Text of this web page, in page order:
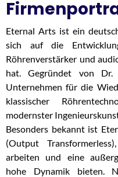
Eternal Arts ist ein
sich auf die
Röhrenverstärker und
hat. Gegründet von Dr.
Unternehmen für die
klassischer
modernster
Besonders bekannt ist
(Output
arbeiten und eine
hohe Dynamik bieten.